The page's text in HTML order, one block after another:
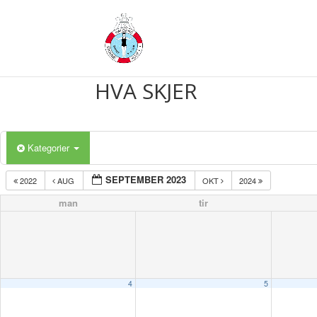
HVA SKJER
Kategorier
2022 AUG SEPTEMBER 2023 OKT 2024
man tir
4 5